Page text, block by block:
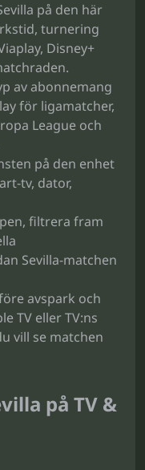
på den här
turnering
Disney+
av abonnemang
för ligamatcher,
League och
på den enhet
tv, dator,
filtrera fram
Sevilla-matchen
avspark och
TV eller TV:ns
vill se matchen
på TV &